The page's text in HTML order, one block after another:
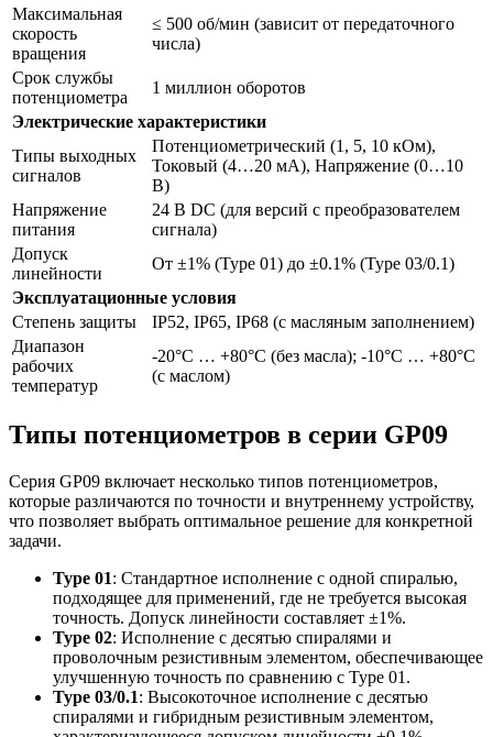
Максимальная
скорость
вращения
≤ 500 об/мин (зависит от передаточного
числа)
Срок службы
потенциометра
1 миллион оборотов
Электрические характеристики
Типы выходных
сигналов
Потенциометрический (1, 5, 10 кОм),
Токовый (4…20 мА), Напряжение (0…10
В)
Напряжение
питания
24 В DC (для версий с преобразователем
сигнала)
Допуск
линейности
От ±1% (Type 01) до ±0.1% (Type 03/0.1)
Эксплуатационные условия
Степень защиты
IP52, IP65, IP68 (с масляным заполнением)
Диапазон
рабочих
температур
-20°C … +80°C (без масла); -10°C … +80°C
(с маслом)
Типы потенциометров в серии GP09
Серия GP09 включает несколько типов потенциометров,
которые различаются по точности и внутреннему устройству,
что позволяет выбрать оптимальное решение для конкретной
задачи.
Type 01: Стандартное исполнение с одной спиралью,
подходящее для применений, где не требуется высокая
точность. Допуск линейности составляет ±1%.
Type 02: Исполнение с десятью спиралями и
проволочным резистивным элементом, обеспечивающее
улучшенную точность по сравнению с Type 01.
Type 03/0.1: Высокоточное исполнение с десятью
спиралями и гибридным резистивным элементом,